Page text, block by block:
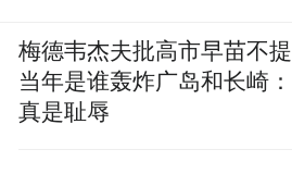
梅德韦杰夫批高市早苗不提
当年是谁轰炸广岛和长崎：
真是耻辱